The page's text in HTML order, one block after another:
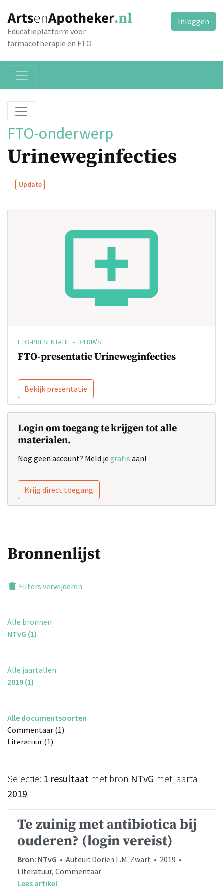
Educatieplatform voor
farmacotherapie en FTO
Inloggen
FTO-onderwerp
Urineweginfecties
Update
FTO-PRESENTATIE • 34 DIA'S
FTO-presentatie Urineweginfecties
Bekijk presentatie
Login om toegang te krijgen tot alle
materialen.
Nog geen account? Meld je gratis aan!
Krijg direct toegang
Bronnenlijst
Filters verwijderen
Alle bronnen
NTvG (1)
Alle jaartallen
2019 (1)
Alle documentsoorten
Commentaar (1)
Literatuur (1)
Selectie: 1 resultaat met bron NTvG met jaartal
2019
Te zuinig met antibiotica bij
ouderen? (login vereist)
Bron: NTvG • Auteur: Dorien L.M. Zwart • 2019 •
Literatuur, Commentaar
Lees artikel